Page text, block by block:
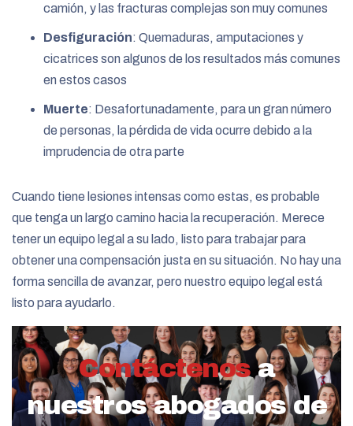
camión, y las fracturas complejas son muy comunes
Desfiguración: Quemaduras, amputaciones y
cicatrices son algunos de los resultados más comunes
en estos casos
Muerte: Desafortunadamente, para un gran número
de personas, la pérdida de vida ocurre debido a la
imprudencia de otra parte
Cuando tiene lesiones intensas como estas, es probable
que tenga un largo camino hacia la recuperación. Merece
tener un equipo legal a su lado, listo para trabajar para
obtener una compensación justa en su situación. No hay una
forma sencilla de avanzar, pero nuestro equipo legal está
listo para ayudarlo.
Contáctenos a
nuestros abogados de